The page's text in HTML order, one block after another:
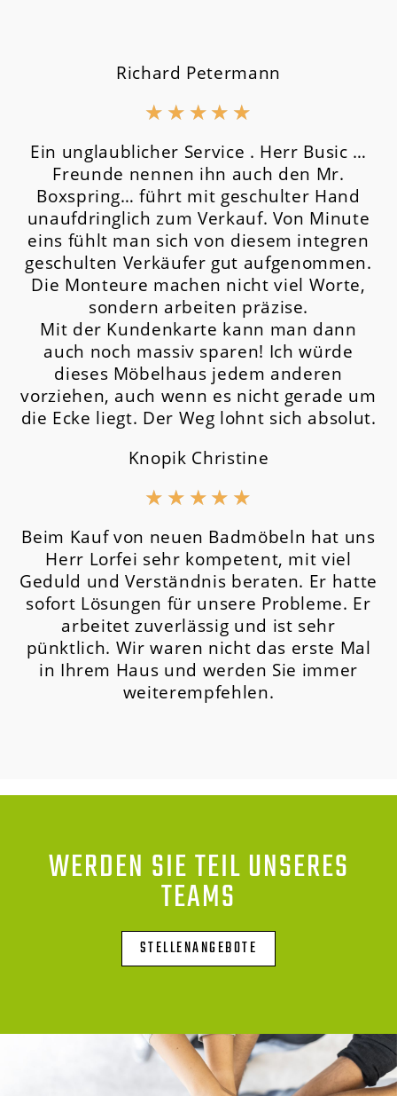
Richard Petermann
★ ★ ★ ★ ★
Ein unglaublicher Service . Herr Busic …
Freunde nennen ihn auch den Mr.
Boxspring… führt mit geschulter Hand
unaufdringlich zum Verkauf. Von Minute
eins fühlt man sich von diesem integren
geschulten Verkäufer gut aufgenommen.
Die Monteure machen nicht viel Worte,
sondern arbeiten präzise.
Mit der Kundenkarte kann man dann
auch noch massiv sparen! Ich würde
dieses Möbelhaus jedem anderen
vorziehen, auch wenn es nicht gerade um
die Ecke liegt. Der Weg lohnt sich absolut.
Knopik Christine
★ ★ ★ ★ ★
Beim Kauf von neuen Badmöbeln hat uns
Herr Lorfei sehr kompetent, mit viel
Geduld und Verständnis beraten. Er hatte
sofort Lösungen für unsere Probleme. Er
arbeitet zuverlässig und ist sehr
pünktlich. Wir waren nicht das erste Mal
in Ihrem Haus und werden Sie immer
weiterempfehlen.
WERDEN SIE TEIL UNSERES
TEAMS
STELLENANGEBOTE